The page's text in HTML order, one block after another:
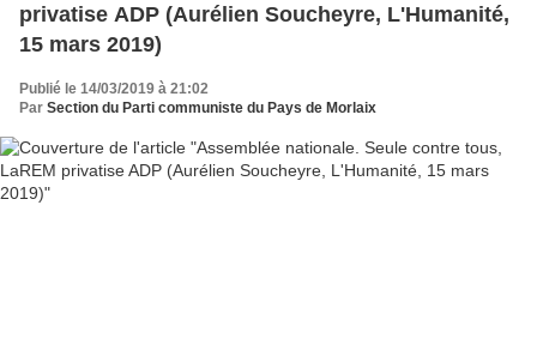
privatise ADP (Aurélien Soucheyre, L'Humanité,
15 mars 2019)
Publié le 14/03/2019 à 21:02
Par Section du Parti communiste du Pays de Morlaix